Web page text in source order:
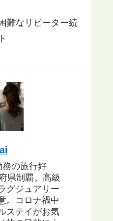
難なリピーター続
務の旅行好
県制覇。高級
グジュアリー
。コロナ禍中
ステイがお気